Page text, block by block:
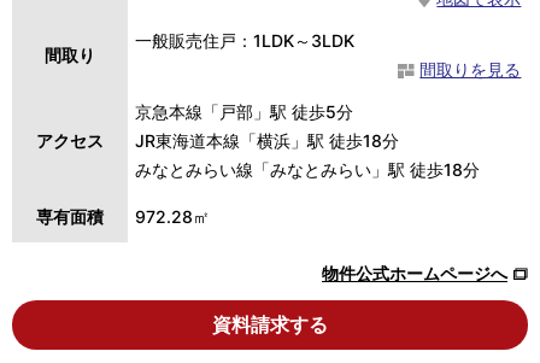
間取り
一般販売住戸：1LDK～3LDK
間取りを見る
アクセス
京急本線「戸部」駅 徒歩5分
JR東海道本線「横浜」駅 徒歩18分
みなとみらい線「みなとみらい」駅 徒歩18分
専有面積 972.28㎡
物件公式ホームページへ
資料請求する